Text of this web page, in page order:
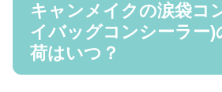
キャンメイクの涙袋コ
イバッグコンシーラー)
荷はいつ？